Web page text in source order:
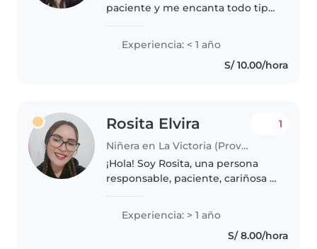
paciente y me encanta todo tipo
juegos. ¡Me encantaría cuidar de
tus pequeños!
Experiencia: < 1 año
S/ 10.00/hora
Rosita Elvira
Niñera en La Victoria (Provincia de Chiclayo)
1
¡Hola! Soy Rosita, una persona
responsable, paciente, cariñosa y
desarrollo mediante juegos,
lectura de cuentos, actividades..
Experiencia: > 1 año
S/ 8.00/hora